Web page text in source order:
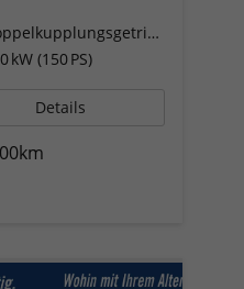
Doppelkupplungsgetriebe (DSG)
kW (150 PS)
Details